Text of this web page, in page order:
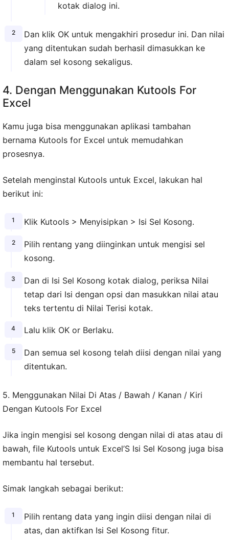
kotak dialog ini.
Dan klik OK untuk mengakhiri prosedur ini. Dan nilai
yang ditentukan sudah berhasil dimasukkan ke
dalam sel kosong sekaligus.
4. Dengan Menggunakan Kutools For
Excel
Kamu juga bisa menggunakan aplikasi tambahan
bernama Kutools for Excel untuk memudahkan
prosesnya.
Setelah menginstal Kutools untuk Excel, lakukan hal
berikut ini:
Klik Kutools > Menyisipkan > Isi Sel Kosong.
Pilih rentang yang diinginkan untuk mengisi sel
kosong.
Dan di Isi Sel Kosong kotak dialog, periksa Nilai
tetap dari Isi dengan opsi dan masukkan nilai atau
teks tertentu di Nilai Terisi kotak.
Lalu klik OK or Berlaku.
Dan semua sel kosong telah diisi dengan nilai yang
ditentukan.
5. Menggunakan Nilai Di Atas / Bawah / Kanan / Kiri
Dengan Kutools For Excel
Jika ingin mengisi sel kosong dengan nilai di atas atau di
bawah, file Kutools untuk Excel’S Isi Sel Kosong juga bisa
membantu hal tersebut.
Simak langkah sebagai berikut:
Pilih rentang data yang ingin diisi dengan nilai di
atas, dan aktifkan Isi Sel Kosong fitur.